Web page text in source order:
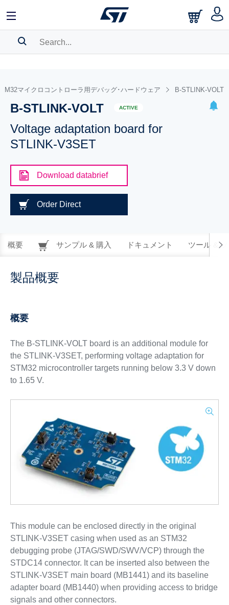
BOOKMARK
Pleaselog into show your saved searches.
マイクロコントローラ用デバッグ･ハードウェア B-STLINK-VOLT
B-STLINK-VOLT ACTIVE
Voltage adaptation board for
STLINK-V3SET
Download databrief
Order Direct
概要 サンプル & 購入 ドキュメント ツール &
製品概要
概要
The B-STLINK-VOLT board is an additional module for
the STLINK-V3SET, performing voltage adaptation for
STM32 microcontroller targets running below 3.3 V down
to 1.65 V.
This module can be enclosed directly in the original
STLINK-V3SET casing when used as an STM32
debugging probe (JTAG/SWD/SWV/VCP) through the
STDC14 connector. It can be inserted also between the
STLINK-V3SET main board (MB1441) and its baseline
adapter board (MB1440) when providing access to bridge
signals and other connectors.